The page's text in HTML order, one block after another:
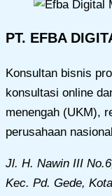
PT. EFBA
Konsultan bisnis
konsultasi online
menengah (UKM),
perusahaan
Jl. H. Nawin III
Kec. Pd. Gede,